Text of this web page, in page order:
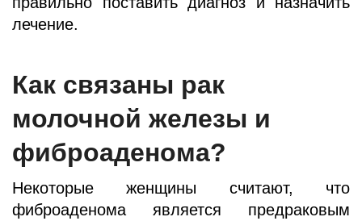
лечение.
Как связаны рак
молочной железы и
фиброаденома?
Некоторые женщины считают, что
фиброаденома является предраковым